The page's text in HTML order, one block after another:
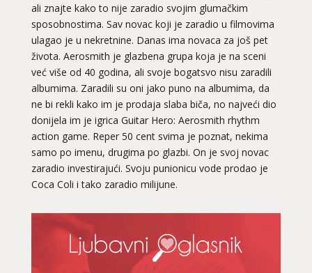
ali znajte kako to nije zaradio svojim glumačkim
sposobnostima. Sav novac koji je zaradio u filmovima
ulagao je u nekretnine. Danas ima novaca za još pet
života. Aerosmith je glazbena grupa koja je na sceni
već više od 40 godina, ali svoje bogatsvo nisu zaradili
albumima. Zaradili su oni jako puno na albumima, da
ne bi rekli kako im je prodaja slaba biča, no najveći dio
donijela im je igrica Guitar Hero: Aerosmith rhythm
action game. Reper 50 cent svima je poznat, nekima
samo po imenu, drugima po glazbi. On je svoj novac
zaradio investirajući. Svoju punionicu vode prodao je
Coca Coli i tako zaradio milijune.